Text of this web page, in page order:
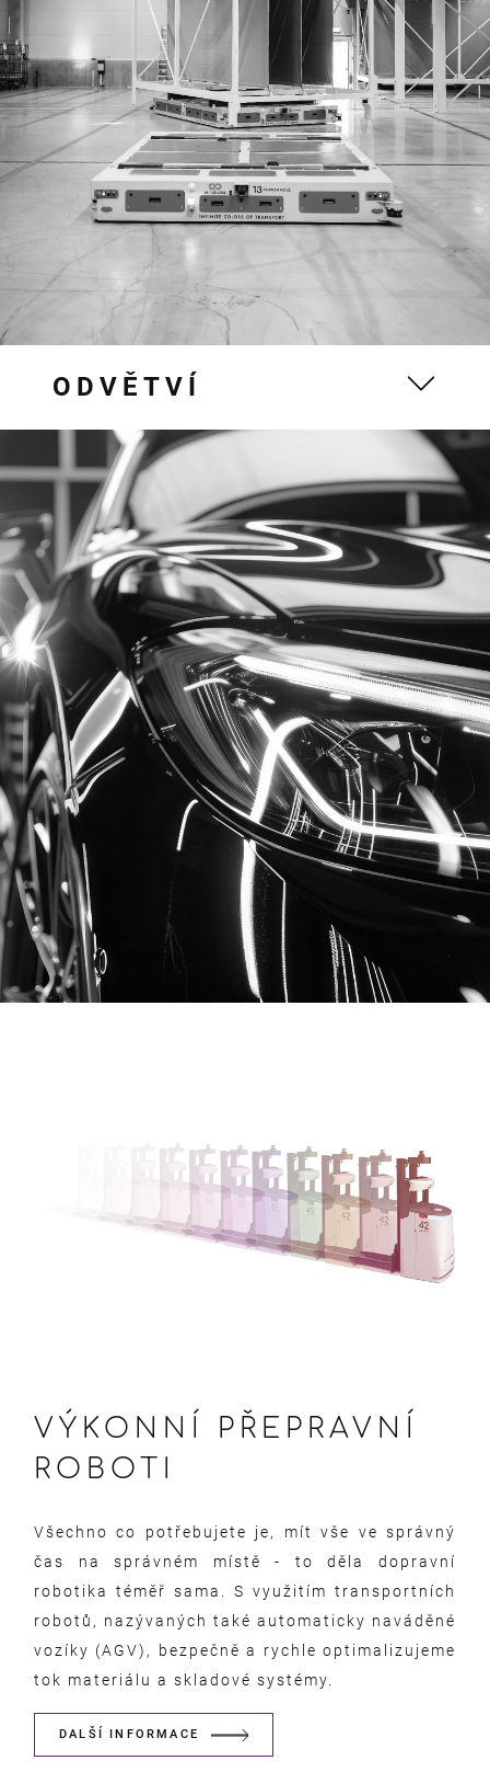
ODVĚTVÍ
VÝKONNÍ PŘEPRAVNÍ
ROBOTI
Všechno co potřebujete je, mít vše ve správný
čas na správném místě - to děla dopravní
robotika téměř sama. S využitím transportních
robotů, nazývaných také automaticky naváděné
vozíky (AGV), bezpečně a rychle optimalizujeme
tok materiálu a skladové systémy.
DALŠÍ INFORMACE